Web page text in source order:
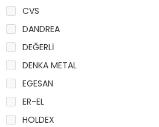
CVS
DANDREA
DEĞERLİ
DENKA METAL
EGESAN
ER-EL
HOLDEX